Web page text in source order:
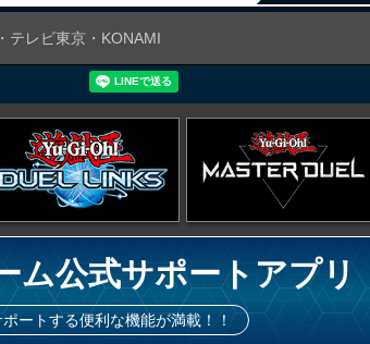
テレビ東京・KONAMI
ム公式サポートアプリ
ートする便利な機能が満載！！